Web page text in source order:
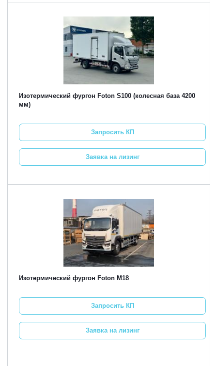
Изотермический фургон Foton S100 (колесная база 4200
мм)
Запросить КП
Заявка на лизинг
Изотермический фургон Foton M18
Запросить КП
Заявка на лизинг